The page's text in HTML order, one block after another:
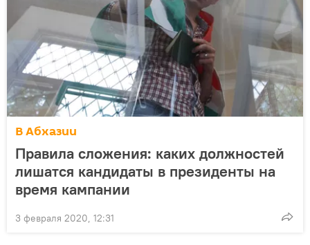
В Абхазии
Правила сложения: каких должностей
лишатся кандидаты в президенты на
время кампании
3 февраля 2020, 12:31